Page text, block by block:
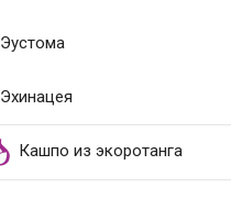
Эустома
Эхинацея
Кашпо из экоротанга